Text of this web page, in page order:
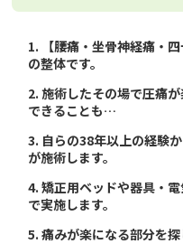
1. 【腰痛・坐骨神経痛・
の整体です。
2. 施術したその場で圧痛
できることも…
3. 自らの38年以上の経験
が施術します。
4. 矯正用ベッドや器具・
で実施します。
5. 痛みが楽になる部分を